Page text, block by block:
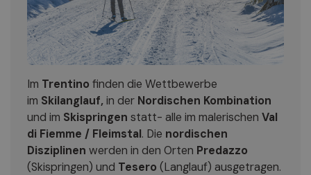
Im Trentino finden die Wettbewerbe
im Skilanglauf,in der Nordischen Kombination
und im Skispringen statt- alle im malerischen Val
di Fiemme / Fleimstal. Die nordischen
Disziplinen werden in den Orten Predazzo
(Skispringen) und Tesero (Langlauf) ausgetragen.